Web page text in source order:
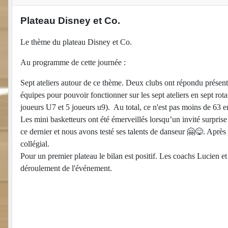
Plateau Disney et Co.
Le thème du plateau Disney et Co.
Au programme de cette journée :
Sept ateliers autour de ce thème. Deux clubs ont répondu
équipes pour pouvoir fonctionner sur les sept ateliers en sept
joueurs U7 et 5 joueurs u9). Au total, ce n'est pas moins de 63
Les mini basketteurs ont été émerveillés lorsqu’un invité
ce dernier et nous avons testé ses talents de danseur 🤗😋. Après
collégial.
Pour un premier plateau le bilan est positif. Les coachs Lucien
déroulement de l'événement.